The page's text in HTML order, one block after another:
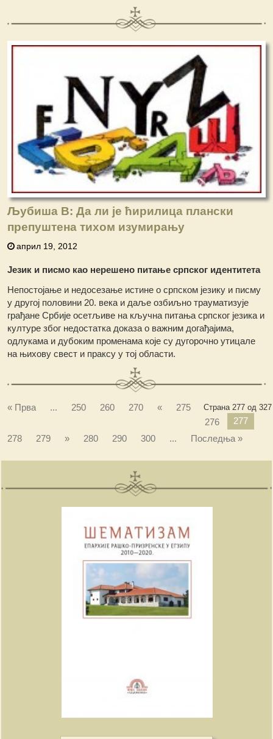
Љубиша В: Да ли је ћирилица плански
препуштена тихом изумирању
април 19, 2012
Језик и писмо као нерешено питање српског идентитета
Непостојање и недосезање истине о српском језику и писму
у другој половини 20. века и даље озбиљно трауматизује
грађане Србије осетљиве на кључна питања српског језика и
културе због недостатка доказа о важним догађајима,
одлукама и дубоким променама које су дугорочно утицале
на њихову свест и праксу у тој области.
Страна 277 од 327
« Прва ... 250 260 270 «
275
276
277
278
279 » 280 290 300 ... Последња »